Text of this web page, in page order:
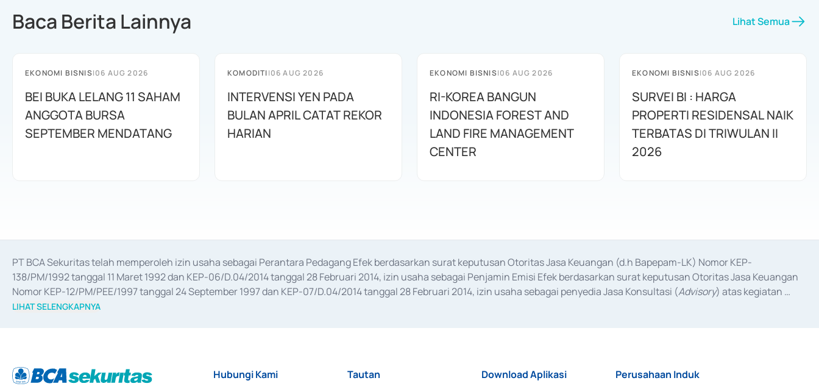
Baca Berita Lainnya Lihat Semua
EKONOMI BISNIS|06 AUG 2026
BEI BUKA LELANG 11 SAHAM
ANGGOTA BURSA
SEPTEMBER MENDATANG
KOMODITI|06 AUG 2026
INTERVENSI YEN PADA
BULAN APRIL CATAT REKOR
HARIAN
EKONOMI BISNIS|06 AUG 2026
RI-KOREA BANGUN
INDONESIA FOREST AND
LAND FIRE MANAGEMENT
CENTER
EKONOMI BISNIS|06 AUG 2026
SURVEI BI : HARGA
PROPERTI RESIDENSAL NAIK
TERBATAS DI TRIWULAN II
2026
PT BCA Sekuritas telah memperoleh izin usaha sebagai Perantara Pedagang Efek berdasarkan surat keputusan Otoritas Jasa Keuangan (d.h Bapepam-LK) Nomor KEP-
138/PM/1992 tanggal 11 Maret 1992 dan KEP-06/D.04/2014 tanggal 28 Februari 2014, izin usaha sebagai Penjamin Emisi Efek berdasarkan surat keputusan Otoritas Jasa Keuangan
Nomor KEP-12/PM/PEE/1997 tanggal 24 September 1997 dan KEP-07/D.04/2014 tanggal 28 Februari 2014, izin usaha sebagai penyedia Jasa Konsultasi (Advisory) atas kegiatan
merger, akuisisi, divestasi, dan
LIHAT SELENGKAPNYA
Hubungi Kami Tautan Download Aplikasi Perusahaan Induk